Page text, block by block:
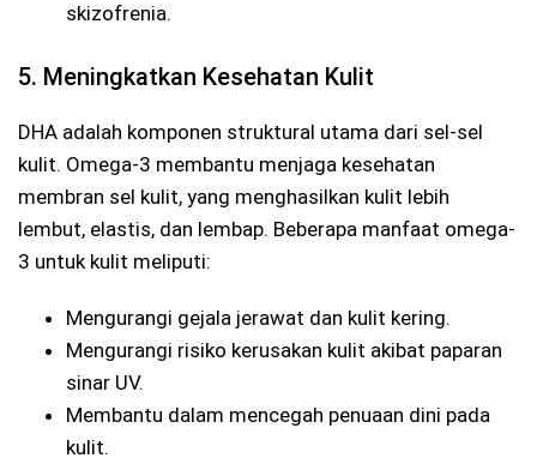
skizofrenia.
5. Meningkatkan Kesehatan Kulit
DHA adalah komponen struktural utama dari sel-sel
kulit. Omega-3 membantu menjaga kesehatan
membran sel kulit, yang menghasilkan kulit lebih
lembut, elastis, dan lembap. Beberapa manfaat omega-
3 untuk kulit meliputi:
Mengurangi gejala jerawat dan kulit kering.
Mengurangi risiko kerusakan kulit akibat paparan
sinar UV.
Membantu dalam mencegah penuaan dini pada
kulit.